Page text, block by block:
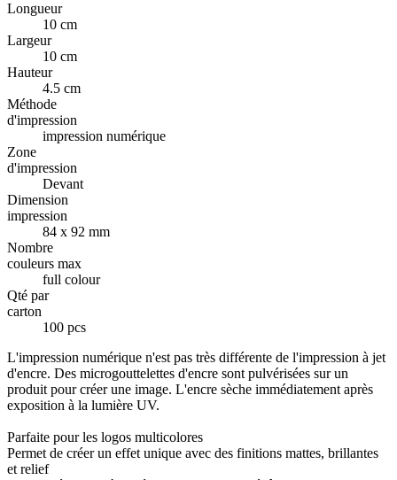
Longueur
10 cm
Largeur
10 cm
Hauteur
4.5 cm
Méthode
d'impression
impression numérique
Zone
d'impression
Devant
Dimension
impression
84 x 92 mm
Nombre
couleurs max
full colour
Qté par
carton
100 pcs
L'impression numérique n'est pas très différente de l'impression à jet
d'encre. Des microgouttelettes d'encre sont pulvérisées sur un
produit pour créer une image. L'encre sèche immédiatement après
exposition à la lumière UV.
Parfaite pour les logos multicolores
Permet de créer un effet unique avec des finitions mattes, brillantes
et relief